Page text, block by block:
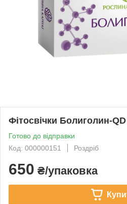
Фітосвічки Болиголин-
Готово до відправки
Код: 000000151
Роздріб
650 ₴/упаковка